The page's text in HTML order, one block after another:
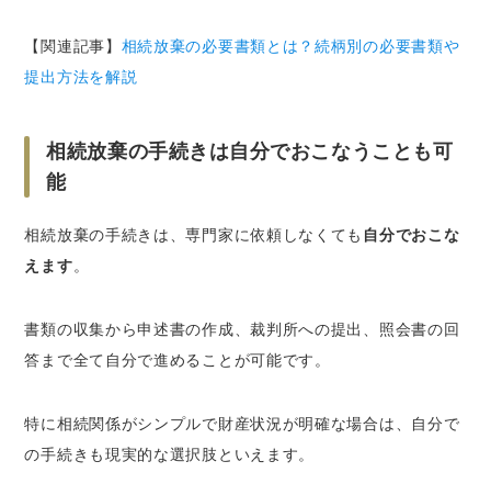
【関連記事】 相続放棄の必要書類とは？続柄別の必要書類や
提出方法を解説
相続放棄の手続きは自分でおこなうことも可
能
相続放棄の手続きは、専門家に依頼しなくても 自分でおこな
えます。
書類の収集から申述書の作成、裁判所への提出、照会書の回
答まで全て自分で進めることが可能です。
特に相続関係がシンプルで財産状況が明確な場合は、自分で
の手続きも現実的な選択肢といえます。